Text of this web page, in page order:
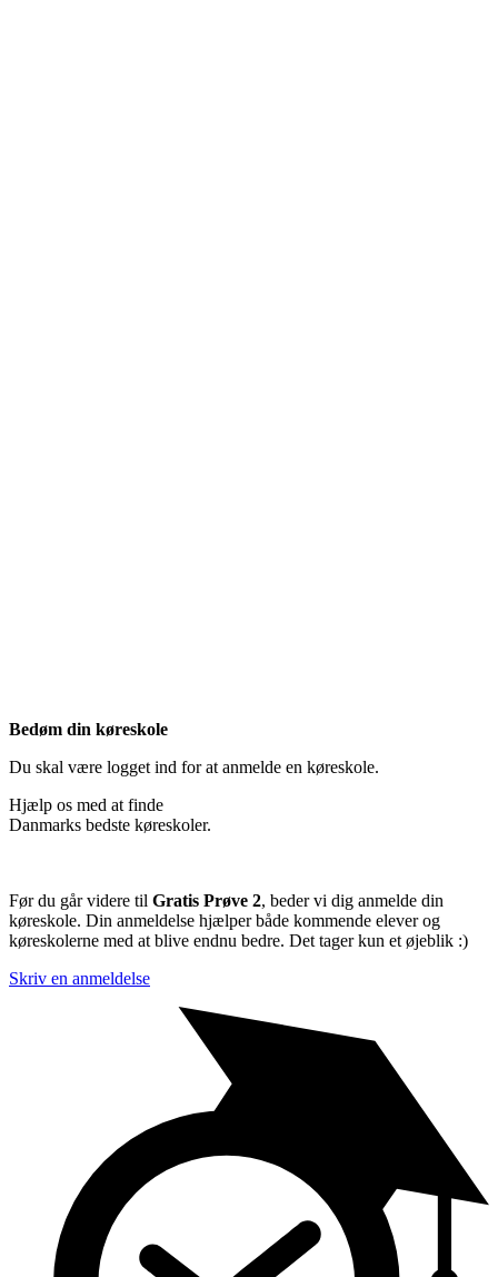
Bedøm din køreskole
Du skal være logget ind for at anmelde en køreskole.
Hjælp os med at finde
Danmarks bedste køreskoler.
Før du går videre til Gratis Prøve 2, beder vi dig anmelde din
køreskole. Din anmeldelse hjælper både kommende elever og
køreskolerne med at blive endnu bedre. Det tager kun et øjeblik :)
Skriv en anmeldelse